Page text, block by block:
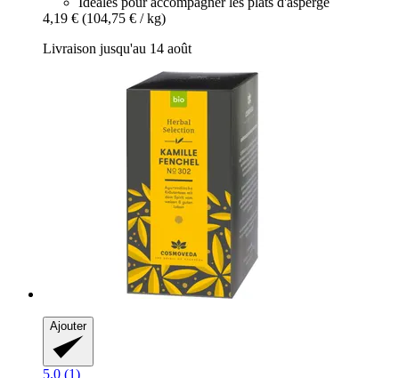
4,19 € (104,75 € / kg)
Livraison jusqu'au 14 août
Ajouter
5.0 (1)